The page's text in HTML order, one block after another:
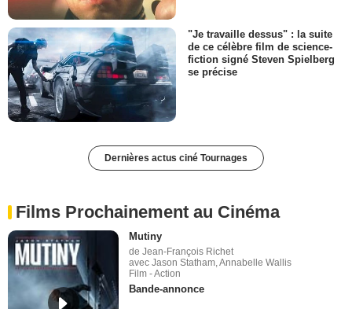
"Je travaille dessus" : la suite
de ce célèbre film de science-
fiction signé Steven Spielberg
se précise
Dernières actus ciné Tournages
Films Prochainement au Cinéma
Mutiny
de Jean-François Richet
avec Jason Statham, Annabelle Wallis
Film - Action
Bande-annonce